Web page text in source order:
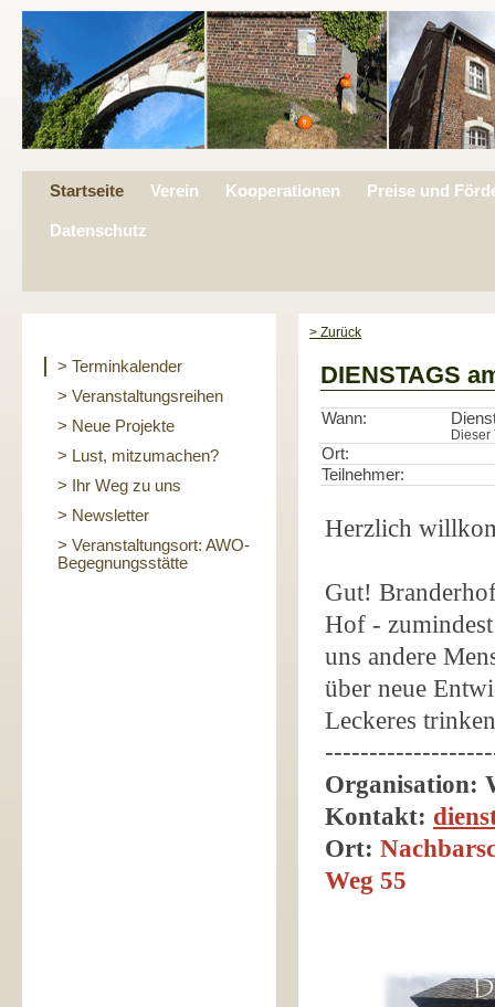
Startseite Verein Kooperationen Preise und
Datenschutz
> Terminkalender
> Veranstaltungsreihen
> Neue Projekte
> Lust, mitzumachen?
> Ihr Weg zu uns
> Newsletter
> Veranstaltungsort: AWO-
Begegnungsstätte
> Zurück
DIENSTAGS
Wann:
Dieser
Ort:
Teilnehmer:
Herzlich
Gut!
Hof -
uns andere
über neue
Leckeres
Organisation:
Kontakt:
Ort:
Weg 55